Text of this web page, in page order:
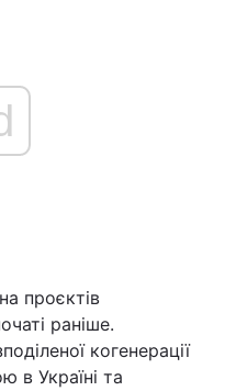
проєктів
раніше.
когенерації
в Україні та